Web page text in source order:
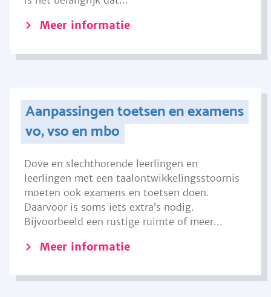
Meer informatie
Aanpassingen toetsen en examens
vo, vso en mbo
Dove en slechthorende leerlingen en
leerlingen met een taalontwikkelingsstoornis
moeten ook examens en toetsen doen.
Daarvoor is soms iets extra’s nodig.
Bijvoorbeeld een rustige ruimte of meer...
Meer informatie